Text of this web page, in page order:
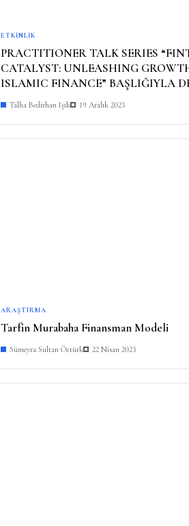
ETKINLIK
PRACTITIONER TALK SERIES
CATALYST: UNLEASHING
ISLAMIC FINANCE” BAŞLIĞIYLA
EDİYOR
Talha Bedirhan Işık 19 Aralık 2023
ARAŞTIRMA
Tarfin Murabaha Finansman Modeli
Sümeyra Sultan Öztürk 22 Nisan 2023